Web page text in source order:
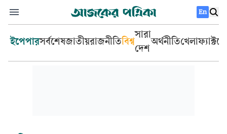
En
ইপেপারসর্বশেষজাতীয়রাজনীতিবিশ্ব
সারা
দেশ
অর্থনীতিখেলা